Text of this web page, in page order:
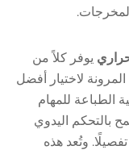
يوفر كلاً من
لاختيار أفضل
الطباعة للمهام
بالتحكم اليدوي
وتُعد هذه